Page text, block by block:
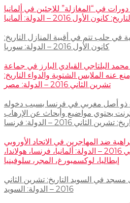
في “المغازلة” للاجئين في ألمانيا
التاريخ: كانون الأول 2016 – الدولة: ألمانيا
في حلب تتم في أقبية المنازل التاريخ:
كانون الأول 2016 – الدولة: سوريا
محمد البلتاجي القيادي البارز في جماعة
عنه الملابس الشتوية والدواء التاريخ:
تشرين الثاني 2016 – الدولة: مصر
ذو أصل مغربي في فرنسا بسبب دخوله
يحتوي مواضيع وأبحاث عن الإرهاب
تشرين الثاني 2016 – الدولة: فرنسا
ضد المهاجرين في الاتحاد الأوروبي
التاريخ: تشرين الثاني 2016 – الدولة: ألمانيا، فرنسا، هولاندا،
إيطاليا، لوكسمبورغ، المجر، سلوفينيا
في السويد التاريخ: تشرين الثاني
2016 – الدولة: السويد